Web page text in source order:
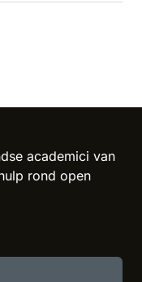
academici van
rond open